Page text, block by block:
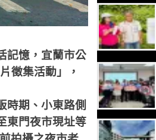
記憶，宜蘭市公
徵集活動」，
時期、小東路側
東門夜市現址等